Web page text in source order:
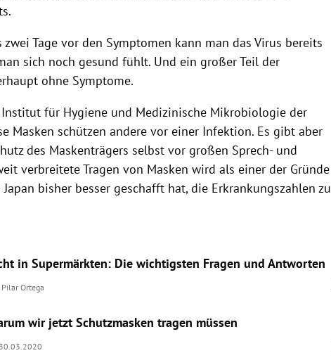
.
Tage vor den Symptomen kann man dasVirus bereits
sich noch gesund fühlt. Und ein großer Teil der
ohne Symptome.
für Hygiene und Medizinische Mikrobiologie der
Masken schützen andere vor einer Infektion. Es gibt aber
des Maskenträgers selbst vor großen Sprech- und
verbreitete Tragen von Masken wird als einer der Gründe
Japan bisher besser geschafft hat, die Erkrankungszahlen zu
in Supermärkten: Die wichtigsten Fragen und Antworten
Pilar Ortega
wir jetzt Schutzmasken tragen müssen
30.03.2020